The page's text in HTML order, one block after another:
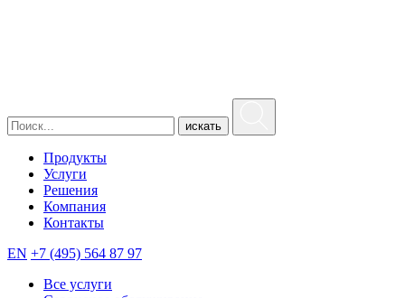
искать
Продукты
Услуги
Решения
Компания
Контакты
EN +7 (495) 564 87 97
Все услуги